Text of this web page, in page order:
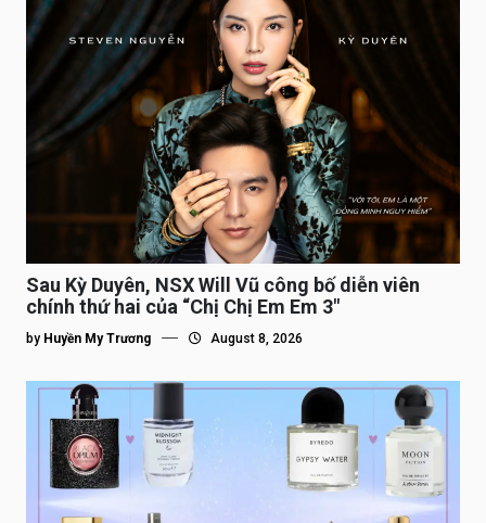
Sau Kỳ Duyên, NSX Will Vũ công bố diễn viên
chính thứ hai của “Chị Chị Em Em 3″
by Huyền My Trương August 8, 2026